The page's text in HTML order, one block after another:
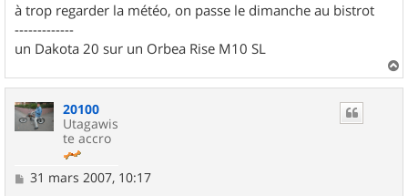
à trop regarder la météo, on passe le dimanche au bistrot
-------------
un Dakota 20 sur un Orbea Rise M10 SL
a
20100
Utagawis
te accro
M
31 mars 2007, 10:17